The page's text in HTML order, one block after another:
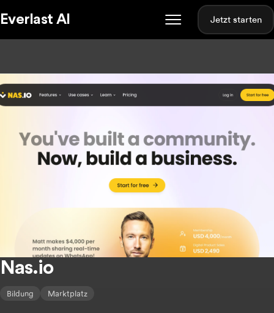
Everlast AI Jetzt starten
Nas.io
Bildung Marktplatz